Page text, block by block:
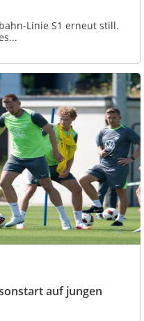
Linie S1 erneut still.
auf jungen